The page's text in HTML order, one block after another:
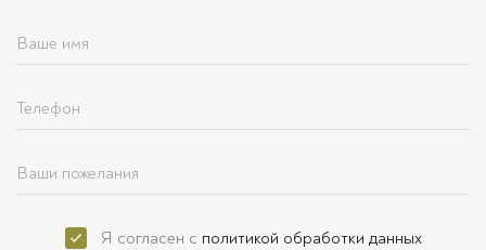
Я согласен с политикой обработки данных